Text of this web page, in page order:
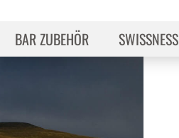
BAR ZUBEHÖR SWISSNESS